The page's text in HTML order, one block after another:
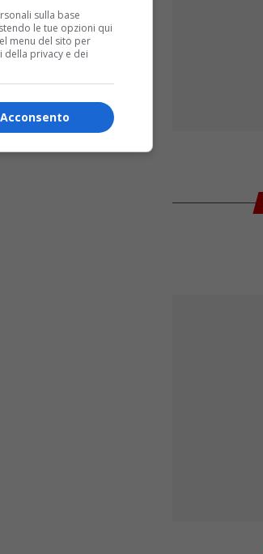
sulla base
le tue opzioni qui
menu del sito per
della privacy e dei
Acconsento